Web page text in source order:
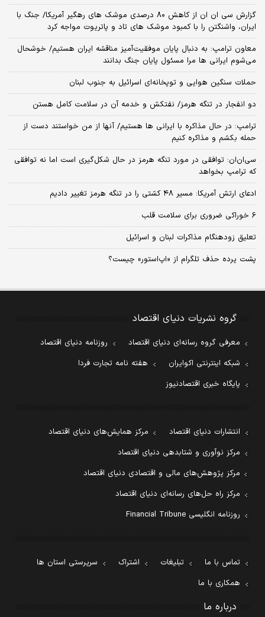
گزارش سی ان ان از کاهش ۸۰ درصدی موشک های رهگیر آمریکا/ جنگ با
ایران، واشنگتن را با کمبود موشک های تاد و پاتریوت مواجه کرد
معاون ترامپ: به دنبال پایان موفقیت‌آمیز مناقشه ایران هستیم/ خوشحال
می‌شوم ایرانی ها مرا مسئول پایان جنگ بدانند
حملات سنگین هوایی و توپخانه‌ای اسرائیل به جنوب لبنان
دو انفجار در تنگه هرمز/ نفتکش و خدمه آن در سلامت کامل هستن
ترامپ: در حال مذاکره با ایرانی ها هستیم/ آنها از من خواستند دست از
حمله بکشم و مذاکره کنیم
سی‌ان‌ان: توافقی در مورد تنگه هرمز در حال شکل‌گیری است اما نه توافقی
که ترامپ بخواهد
ادعای ارتش آمریکا: مسیر ۴۸ کشتی را در تنگه هرمز تغییر دادیم
6 خوراکی ضروری برای سلامت قلب
تعلیق زودهنگام مذاکرات لبنان و اسرائیل
پشت پرده حذف تلگرام از «اپ‌استور» چیست؟
گروه نشریات دنیای اقتصاد
معرفی گروه رسانه‌ای دنیای اقتصاد
روزنامه دنیای اقتصاد
شبکه اینترنتی اکوایران
هفته نامه تجارت فردا
پایگاه خبری اقتصادنیوز
انتشارات دنیای اقتصاد
مرکز همایش‌های دنیای اقتصاد
مرکز نوآوری و شتابدهی دنیای اقتصاد
مرکز پژوهش‌های مالی و اقتصادی دنیای اقتصاد
مرکز راه حل‌های رسانه‌ای دنیای اقتصاد
روزنامه انگلیسی Financial Tribune
تماس با ما تبلیغات اشتراک
سرپرستی استان ها
همکاری با ما
درباره ما